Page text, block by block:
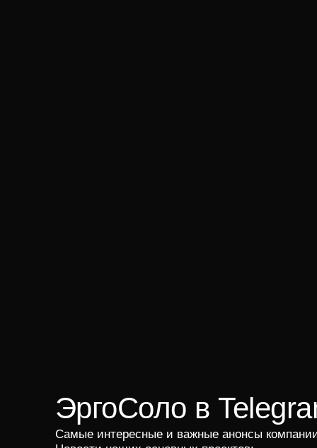
ЭргоСоло в
Cамые интересные и важные анонсы